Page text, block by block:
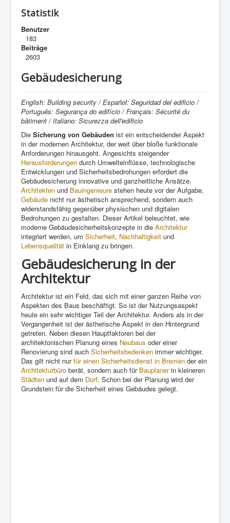
Statistik
Benutzer
183
Beiträge
2603
Gebäudesicherung
English: Building security / Español: Seguridad del edificio /
Português: Segurança do edifício / Français: Sécurité du
bâtiment / Italiano: Sicurezza dell'edificio
Die Sicherung von Gebäuden ist ein entscheidender Aspekt
in der modernen Architektur, der weit über bloße funktionale
Anforderungen hinausgeht. Angesichts steigender
Herausforderungen durch Umwelteinflüsse, technologische
Entwicklungen und Sicherheitsbedrohungen erfordert die
Gebäudesicherung innovative und ganzheitliche Ansätze.
Architekten und Bauingenieure stehen heute vor der Aufgabe,
Gebäude nicht nur ästhetisch ansprechend, sondern auch
widerstandsfähig gegenüber physischen und digitalen
Bedrohungen zu gestalten. Dieser Artikel beleuchtet, wie
moderne Gebäudesicherheitskonzepte in die Architektur
integriert werden, um Sicherheit, Nachhaltigkeit und
Lebensqualität in Einklang zu bringen.
Gebäudesicherung in der
Architektur
Architektur ist ein Feld, das sich mit einer ganzen Reihe von
Aspekten des Baus beschäftigt. So ist der Nutzungsaspekt
heute ein sehr wichtiger Teil der Architektur. Anders als in der
Vergangenheit ist der ästhetische Aspekt in den Hintergrund
getreten. Neben diesen Hauptfaktoren bei der
architektonischen Planung eines Neubaus oder einer
Renovierung sind auch Sicherheitsbedenken immer wichtiger.
Das gilt nicht nurfür einen Sicherheitsdienst in Bremen der ein
Architekturbüro berät, sondern auch für Bauplanerin kleineren
Städten und auf dem Dorf. Schon bei der Planung wird der
Grundstein für die Sicherheit eines Gebäudes gelegt.